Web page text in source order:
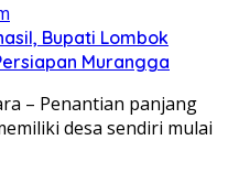
Bupati Lombok
Murangga
– Penantian panjang
desa sendiri mulai